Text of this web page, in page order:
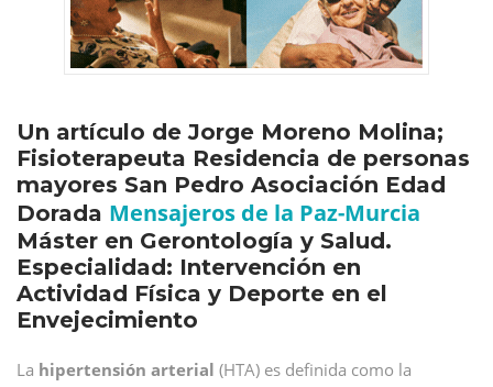
Un artículo de Jorge Moreno Molina;
Fisioterapeuta Residencia de personas
mayores San Pedro Asociación Edad
Dorada Mensajeros de la Paz-Murcia
Máster en Gerontología y Salud.
Especialidad: Intervención en
Actividad Física y Deporte en el
Envejecimiento
La hipertensión arterial (HTA) es definida como la